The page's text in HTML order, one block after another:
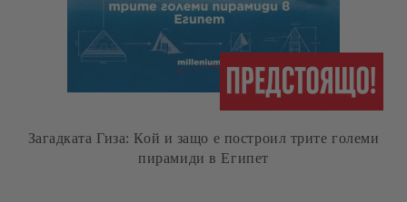
Загадката Гиза: Кой и защо е построил трите големи
пирамиди в Египет